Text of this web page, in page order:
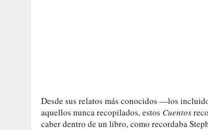
Desde sus relatos más conocidos —los
aquellos nunca recopilados, estos Cuentos
caber dentro de un libro, como recordaba